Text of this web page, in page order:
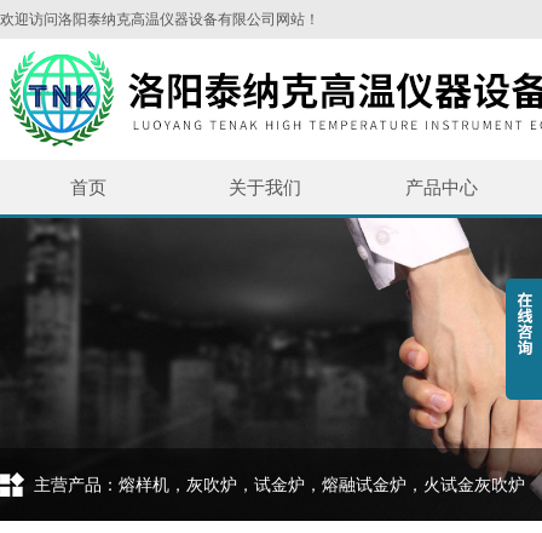
欢迎访问洛阳泰纳克高温仪器设备有限公司网站！
首页 关于我们 产品中心
主营产品：熔样机，灰吹炉，试金炉，熔融试金炉，火试金灰吹炉